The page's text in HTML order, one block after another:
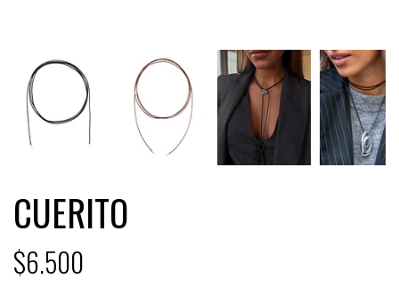
CUERITO
$6.500